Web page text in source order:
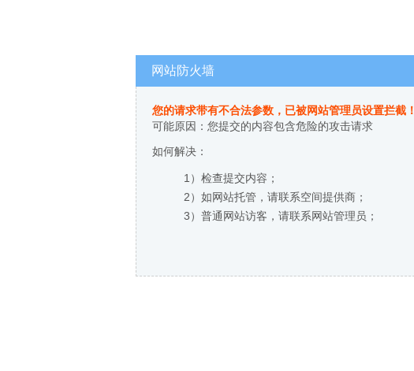
网站防火墙
您的请求带有不合法参数，已被网站管理员设置拦截！
可能原因：您提交的内容包含危险的攻击请求
如何解决：
1）检查提交内容；
2）如网站托管，请联系空间提供商；
3）普通网站访客，请联系网站管理员；